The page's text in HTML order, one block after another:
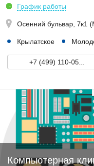
График работы
Осенний бульвар, 7к1
Крылатское
+7 (499) 110-05...
Компьютерная